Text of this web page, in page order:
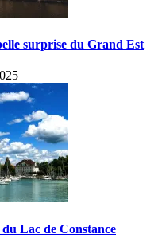
surprise du Grand Est
Lac de Constance